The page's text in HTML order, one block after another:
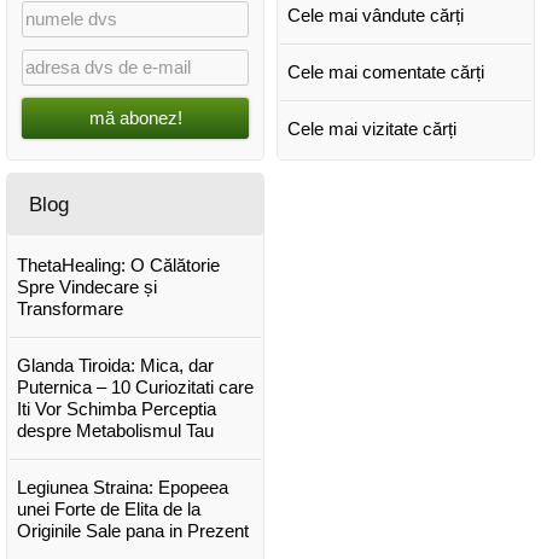
mă abonez!
Cele mai vândute cărți
Cele mai comentate cărți
Cele mai vizitate cărți
Blog
ThetaHealing: O Călătorie
Spre Vindecare și
Transformare
Glanda Tiroida: Mica, dar
Puternica – 10 Curiozitati care
Iti Vor Schimba Perceptia
despre Metabolismul Tau
Legiunea Straina: Epopeea
unei Forte de Elita de la
Originile Sale pana in Prezent